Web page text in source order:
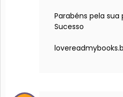
Parabéns pela
Sucesso